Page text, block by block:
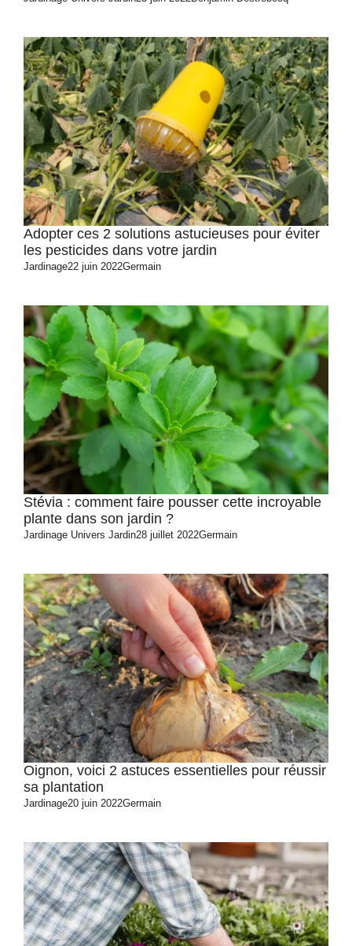
Adopter ces 2 solutions astucieuses pour éviter
les pesticides dans votre jardin
Jardinage22 juin 2022Germain
Stévia : comment faire pousser cette incroyable
plante dans son jardin ?
Jardinage Univers Jardin28 juillet 2022Germain
Oignon, voici 2 astuces essentielles pour réussir
sa plantation
Jardinage20 juin 2022Germain